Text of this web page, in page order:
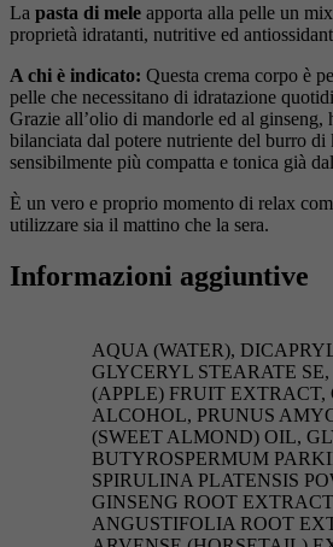
La pasta di mele apporta alla pelle un
proprietà idratanti, nutritive ed
A chi è indicato: Questa crema corpo è
pelle che necessitano di idratazione
Grazie all’olio di mandorle ed al ginseng,
bilanciata dal potere nutriente del burro di
sensibilmente più compatta e tonica già
È un vero e proprio momento di relax
utilizzare sia il mattino che la sera.
Informazioni aggiuntive
AQUA (WATER),
GLYCERYL STEARATE
(APPLE) FRUIT EXTRACT,
ALCOHOL, PRUNUS
(SWEET ALMOND) OIL,
BUTYROSPERMUM
SPIRULINA PLATENSIS
GINSENG ROOT
ANGUSTIFOLIA ROOT